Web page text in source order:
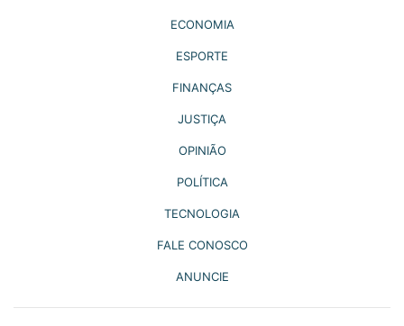
ECONOMIA
ESPORTE
FINANÇAS
JUSTIÇA
OPINIÃO
POLÍTICA
TECNOLOGIA
FALE CONOSCO
ANUNCIE